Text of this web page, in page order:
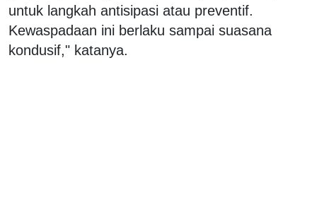
untuk langkah antisipasi atau preventif.
Kewaspadaan ini berlaku sampai suasana
kondusif," katanya.